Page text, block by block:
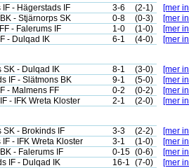
IF - Hägerstads IF 3-6 (2-1)
[mer
- Stjärnorps SK 0-8 (0-3)
[mer
- Falerums IF 1-0 (1-0)
[mer
- Dulqad IK 6-1 (4-0) [mer
SK - Dulqad IK 8-1 (3-0)
[mer
IF - Slätmons BK 9-1 (5-0)
[mer
- Malmens FF 0-2 (0-2)
[mer
- IFK Wreta Kloster 2-1 (2-0) [mer
SK - Brokinds IF 3-3 (2-2)
[mer
IF - IFK Wreta Kloster 3-1 (1-0)
[mer
- Falerums IF 0-15 (0-6)
[mer
IF - Dulqad IK 16-1 (7-0) [mer